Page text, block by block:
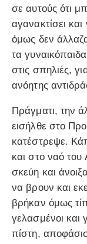
σε αυτούς ότι
αγανακτίσει
όμως δεν
τα
στις σπηλιές,
ανόητης
Πράγματι, την
εισήλθε στο
κατέστρεψε.
και στο ναό
σκεύη και
να βρουν και
βρήκαν όμως
γελασμένοι και
πίστη,